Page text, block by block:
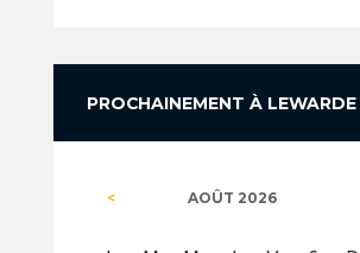
PROCHAINEMENT À LEWARDE
AOÛT 2026